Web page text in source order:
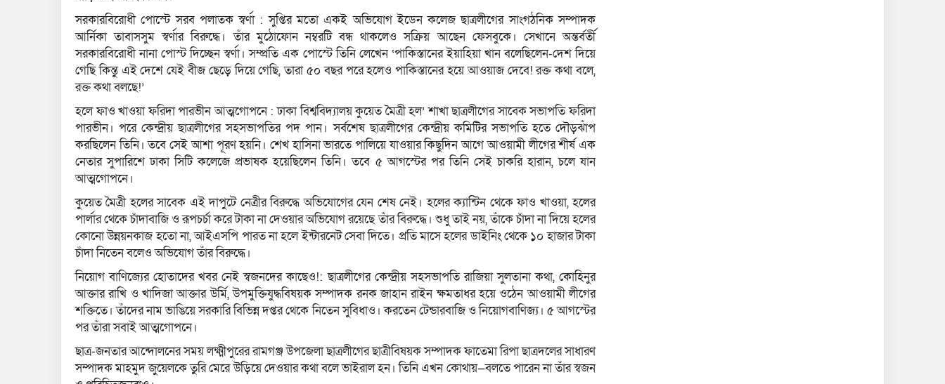
সরকারবিরোধী পোস্টে সরব পলাতক স্বর্ণা : সুপ্তির মতো একই অভিযোগ ইডেন কলেজ ছাত্রলীগের সাংগঠনিক সম্পাদক
আর্নিকা তাবাসসুম স্বর্ণার বিরুদ্ধে। তাঁর মুঠোফোন নম্বরটি বন্ধ থাকলেও সক্রিয় আছেন ফেসবুকে। সেখানে অন্তর্বর্তী
সরকারবিরোধী নানা পোস্ট দিচ্ছেন স্বর্ণা। সম্প্রতি এক পোস্টে তিনি লেখেন ‘পাকিস্তানের ইয়াহিয়া খান বলেছিলেন-দেশ দিয়ে
গেছি কিন্তু এই দেশে যেই বীজ ছেড়ে দিয়ে গেছি, তারা ৫০ বছর পরে হলেও পাকিস্তানের হয়ে আওয়াজ দেবে! রক্ত কথা বলে,
রক্ত কথা বলছে!’
হলে ফাও খাওয়া ফরিদা পারভীন আত্মগোপনে : ঢাকা বিশ্ববিদ‍্যালয় কুয়েত মৈত্রী হল’ শাখা ছাত্রলীগের সাবেক সভাপতি ফরিদা
পারভীন। পরে কেন্দ্রীয় ছাত্রলীগের সহসভাপতির পদ পান। সর্বশেষ ছাত্রলীগের কেন্দ্রীয় কমিটির সভাপতি হতে দৌড়ঝাঁপ
করছিলেন তিনি। তবে সেই আশা পূরণ হয়নি। শেখ হাসিনা ভারতে পালিয়ে যাওয়ার কিছুদিন আগে আওয়ামী লীগের শীর্ষ এক
নেতার সুপারিশে ঢাকা সিটি কলেজে প্রভাষক হয়েছিলেন তিনি। তবে ৫ আগস্টের পর তিনি সেই চাকরি হারান, চলে যান
আত্মগোপনে।
কুয়েত মৈত্রী হলের সাবেক এই দাপুটে নেত্রীর বিরুদ্ধে অভিযোগের যেন শেষ নেই। হলের ক‍্যান্টিন থেকে ফাও খাওয়া, হলের
পার্লার থেকে চাঁদাবাজি ও রূপচর্চা করে টাকা না দেওয়ার অভিযোগ রয়েছে তাঁর বিরুদ্ধে। শুধু তাই নয়, তাঁকে চাঁদা না দিয়ে হলের
কোনো উন্নয়নকাজ হতো না, আইএসপি পারত না হলে ইন্টারনেট সেবা দিতে। প্রতি মাসে হলের ডাইনিং থেকে ১০ হাজার টাকা
চাঁদা নিতেন বলেও অভিযোগ তাঁর বিরুদ্ধে।
নিয়োগ বাণিজ্যের হোতাদের খবর নেই স্বজনদের কাছেও!: ছাত্রলীগের কেন্দ্রীয় সহসভাপতি রাজিয়া সুলতানা কথা, কোহিনুর
আক্তার রাখি ও খাদিজা আক্তার উর্মি, উপমুক্তিযুদ্ধবিষয়ক সম্পাদক রনক জাহান রাইন ক্ষমতাধর হয়ে ওঠেন আওয়ামী লীগের
শক্তিতে। তাঁদের নাম ভাঙিয়ে সরকারি বিভিন্ন দপ্তর থেকে নিতেন সুবিধাও। করতেন টেন্ডারবাজি ও নিয়োগবাণিজ্য। ৫ আগস্টের
পর তাঁরা সবাই আত্মগোপনে।
ছাত্র-জনতার আন্দোলনের সময় লক্ষ্মীপুরের রামগঞ্জ উপজেলা ছাত্রলীগের ছাত্রীবিষয়ক সম্পাদক ফাতেমা রিপা ছাত্রদলের সাধারণ
সম্পাদক মাহমুদ জুয়েলকে তুরি মেরে উড়িয়ে দেওয়ার কথা বলে ভাইরাল হন। তিনি এখন কোথায়—বলতে পারেন না তাঁর স্বজন